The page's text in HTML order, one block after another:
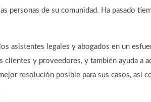
personas de su comunidad. Ha pasado
asistentes legales y abogados en un
clientes y proveedores, y también ayuda
resolución posible para sus casos, así